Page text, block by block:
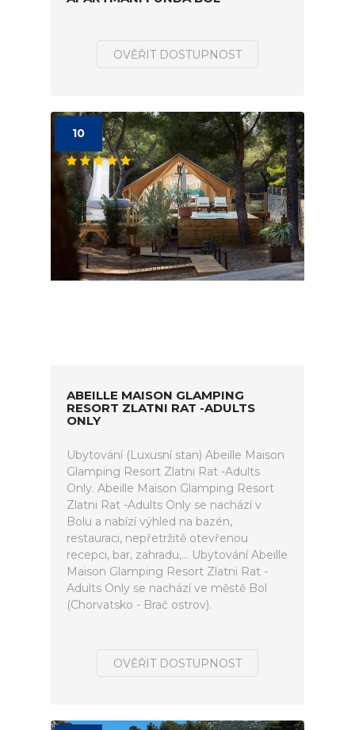
OVĚŘIT DOSTUPNOST
10
ABEILLE MAISON GLAMPING
RESORT ZLATNI RAT -ADULTS
ONLY
Ubytování (Luxusní stan) Abeille Maison
Glamping Resort Zlatni Rat -Adults
Only. Abeille Maison Glamping Resort
Zlatni Rat -Adults Only se nachází v
Bolu a nabízí výhled na bazén,
restauraci, nepřetržitě otevřenou
recepci, bar, zahradu,... Ubytování Abeille
Maison Glamping Resort Zlatni Rat -
Adults Only se nachází ve městě Bol
(Chorvatsko - Brač ostrov).
OVĚŘIT DOSTUPNOST